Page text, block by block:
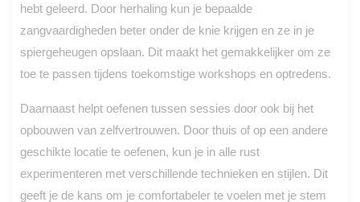
hebt geleerd. Door herhaling kun je bepaalde
zangvaardigheden beter onder de knie krijgen en ze in je
spiergeheugen opslaan. Dit maakt het gemakkelijker om ze
toe te passen tijdens toekomstige workshops en optredens.
Daarnaast helpt oefenen tussen sessies door ook bij het
opbouwen van zelfvertrouwen. Door thuis of op een andere
geschikte locatie te oefenen, kun je in alle rust
experimenteren met verschillende technieken en stijlen. Dit
geeft je de kans om je comfortabeler te voelen met je stem